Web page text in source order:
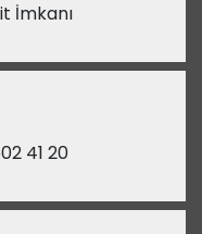
İmkanı
41 20